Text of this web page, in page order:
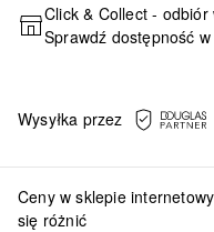
Click & Collect -
Sprawdź dostępność
Wysyłka przez
Ceny w sklepie
się różnić